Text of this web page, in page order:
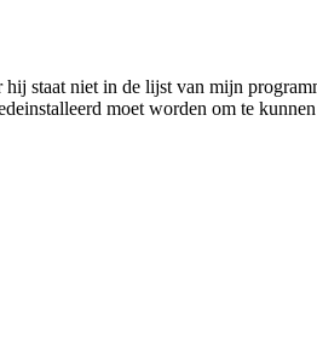
staat niet in de lijst van mijn
moet worden om te